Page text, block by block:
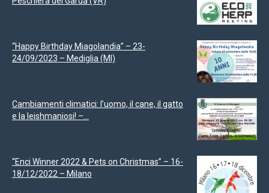
“Happy Birthday Miagolandia” – 23-
24/09/2023 – Mediglia (MI)
Cambiamenti climatici: l’uomo, il cane, il gatto
e la leishmaniosi! –...
“Enci Winner 2022 & Pets on Christmas” – 16-
18/12/2022 – Milano